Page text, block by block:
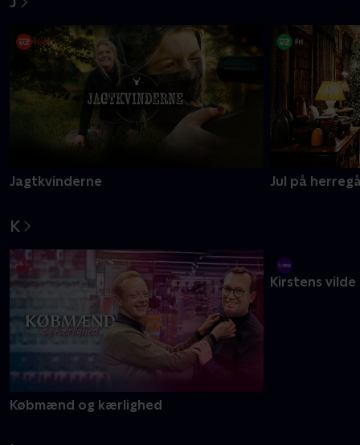
Ny serie
Iskongerne
I lære som
K